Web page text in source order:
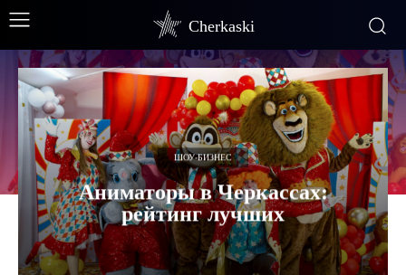
Cherkaski
ШОУ-БИЗНЕС
Аниматоры в Черкассах:
рейтинг лучших